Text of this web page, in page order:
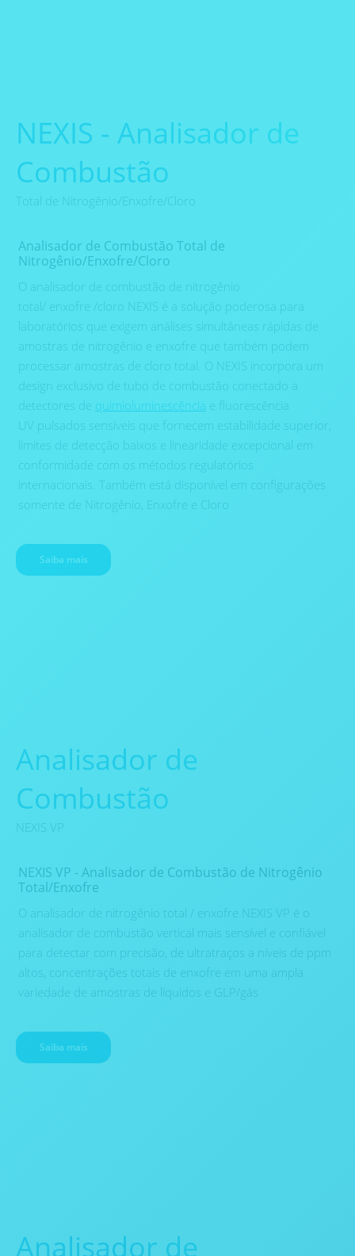
NEXIS - Analisador de
Combustão
Total de Nitrogênio/Enxofre/Cloro
Analisador de Combustão Total de
Nitrogênio/Enxofre/Cloro
O analisador de combustão de nitrogênio
total/ enxofre /cloro NEXIS é a solução poderosa para
laboratórios que exigem análises simultâneas rápidas de
amostras de nitrogênio e enxofre que também podem
processar amostras de cloro total. O NEXIS incorpora um
design exclusivo de tubo de combustão conectado a
detectores de quimioluminescência e fluorescência
UV pulsados ​​sensíveis que fornecem estabilidade superior,
limites de detecção baixos e linearidade excepcional em
conformidade com os métodos regulatórios
internacionais. Também está disponível em configurações
somente de Nitrogênio, Enxofre e Cloro
Saiba mais
Analisador de
Combustão
NEXIS VP
NEXIS VP - Analisador de Combustão de Nitrogênio
Total/Enxofre
O analisador de nitrogênio total / enxofre NEXIS VP é o
analisador de combustão vertical mais sensível e confiável
para detectar com precisão, de ultratraços a níveis de ppm
altos, concentrações totais de enxofre em uma ampla
variedade de amostras de líquidos e GLP/gás
Saiba mais
Analisador de